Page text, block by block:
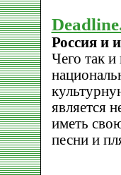
Россия и
Чего так и
является
иметь
песни и